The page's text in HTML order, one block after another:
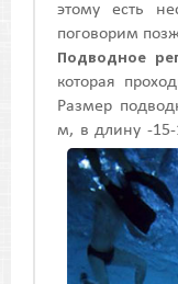
этому есть
поговорим
Подводное
которая
Размер
м, в длину -15-